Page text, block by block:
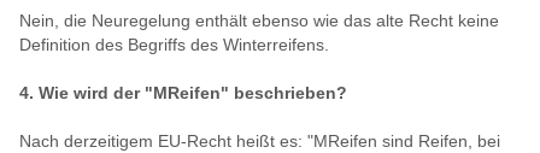
Nein, die Neuregelung enthält ebenso wie das alte Recht keine
Definition des Begriffs des Winterreifens.
4. Wie wird der "MReifen" beschrieben?
Nach derzeitigem EU-Recht heißt es: "MReifen sind Reifen, bei